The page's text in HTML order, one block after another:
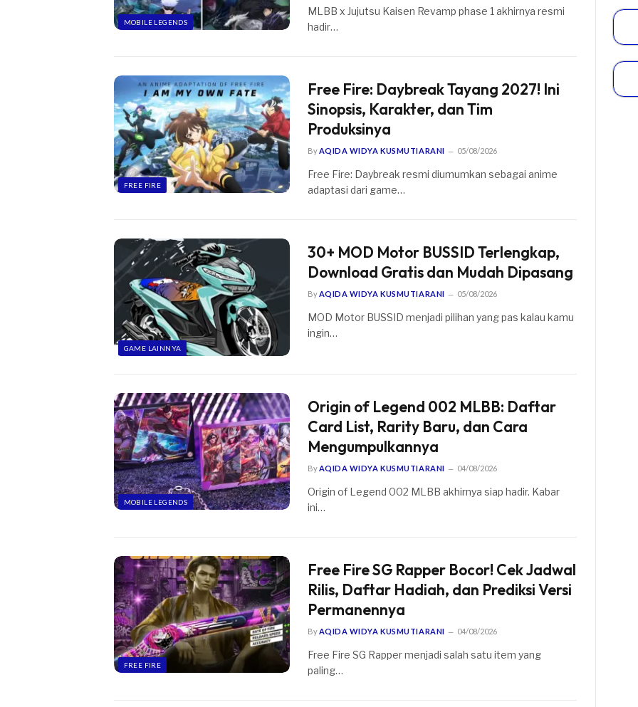
MOBILE LEGENDS
MLBB x Jujutsu Kaisen Revamp phase 1 akhirnya resmi
hadir…
FREE FIRE
Free Fire: Daybreak Tayang 2027! Ini
Sinopsis, Karakter, dan Tim
Produksinya
ByAQIDA WIDYA KUSMUTIARANI 05/08/2026
Free Fire: Daybreak resmi diumumkan sebagai anime
adaptasi dari game…
GAME LAINNYA
30+ MOD Motor BUSSID Terlengkap,
Download Gratis dan Mudah Dipasang
ByAQIDA WIDYA KUSMUTIARANI 05/08/2026
MOD Motor BUSSID menjadi pilihan yang pas kalau kamu
ingin…
MOBILE LEGENDS
Origin of Legend 002 MLBB: Daftar
Card List, Rarity Baru, dan Cara
Mengumpulkannya
ByAQIDA WIDYA KUSMUTIARANI 04/08/2026
Origin of Legend 002 MLBB akhirnya siap hadir. Kabar
ini…
FREE FIRE
Free Fire SG Rapper Bocor! Cek Jadwal
Rilis, Daftar Hadiah, dan Prediksi Versi
Permanennya
ByAQIDA WIDYA KUSMUTIARANI 04/08/2026
Free Fire SG Rapper menjadi salah satu item yang
paling…